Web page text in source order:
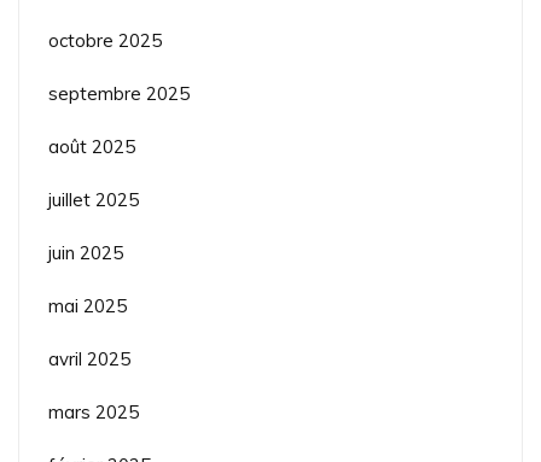
octobre 2025
septembre 2025
août 2025
juillet 2025
juin 2025
mai 2025
avril 2025
mars 2025